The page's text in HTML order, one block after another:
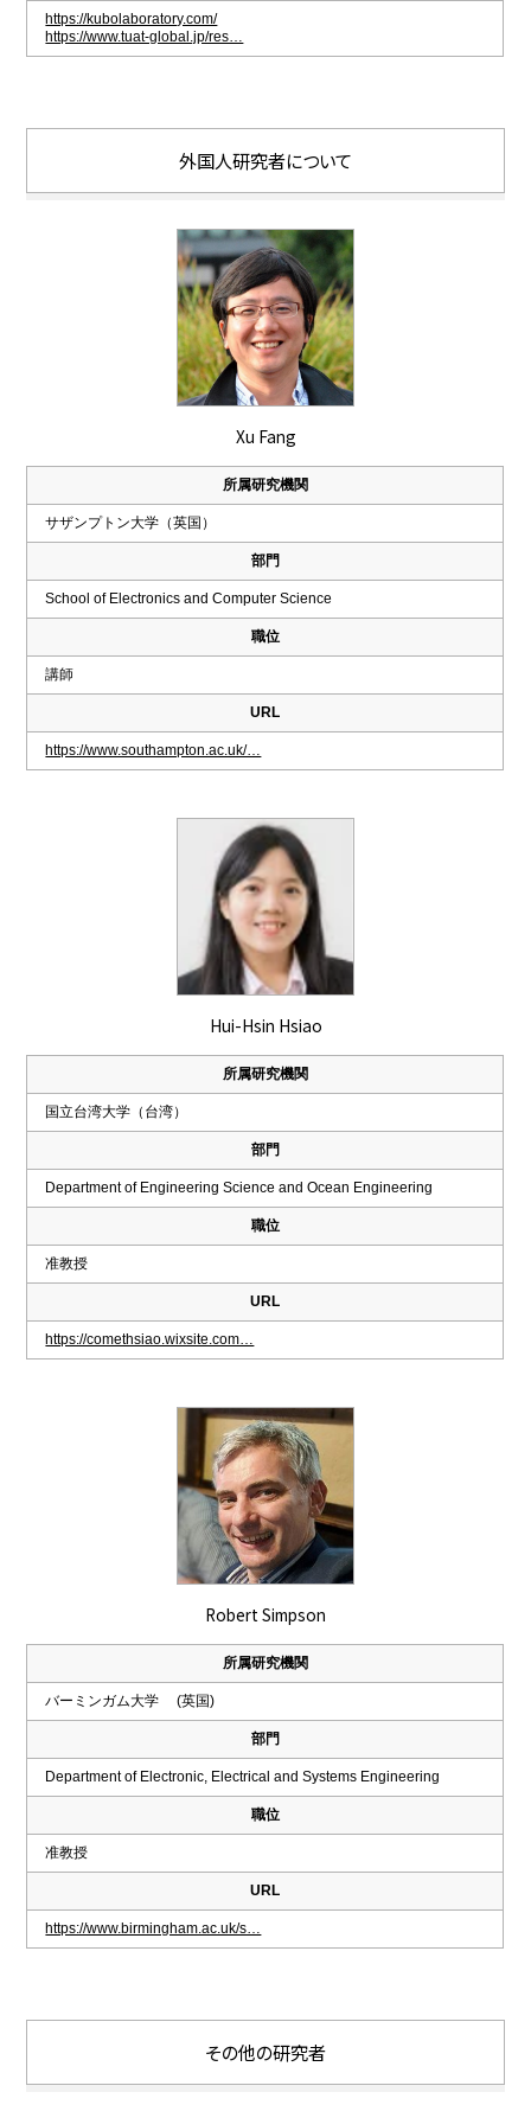
https://kubolaboratory.com/
https://www.tuat-global.jp/res…
外国人研究者について
Xu Fang
所属研究機関
サザンプトン大学（英国）
部門
School of Electronics and Computer Science
職位
講師
URL
https://www.southampton.ac.uk/…
Hui-Hsin Hsiao
所属研究機関
国立台湾大学（台湾）
部門
Department of Engineering Science and Ocean Engineering
職位
准教授
URL
https://comethsiao.wixsite.com…
Robert Simpson
所属研究機関
バーミンガム大学 (英国)
部門
Department of Electronic, Electrical and Systems Engineering
職位
准教授
URL
https://www.birmingham.ac.uk/s…
その他の研究者